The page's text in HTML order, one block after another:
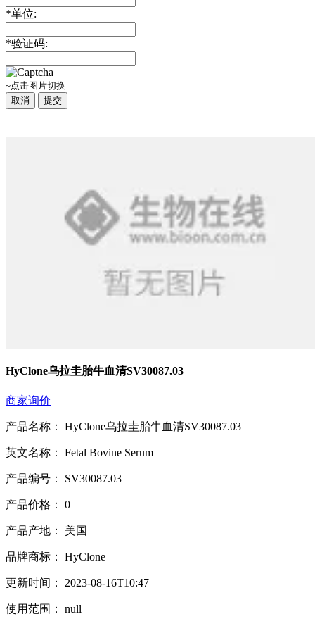
*单位:
*验证码:
~点击图片切换
取消
提交
HyClone乌拉圭胎牛血清SV30087.03
商家询价
产品名称： HyClone乌拉圭胎牛血清SV30087.03
英文名称： Fetal Bovine Serum
产品编号： SV30087.03
产品价格： 0
产品产地： 美国
品牌商标： HyClone
更新时间： 2023-08-16T10:47
使用范围： null